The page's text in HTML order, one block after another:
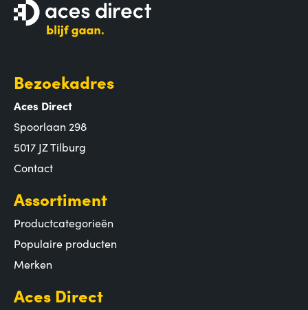
Bezoekadres
Aces Direct
Spoorlaan 298
5017 JZ Tilburg
Contact
Assortiment
Productcategorieën
Populaire producten
Merken
Aces Direct